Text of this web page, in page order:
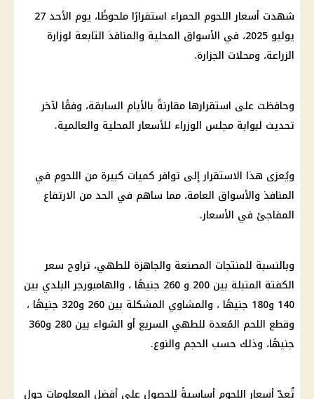
شهدت أسعار اللحوم الحمراء استقرارًا ملحوظًا، يوم الأحد 27
يوليو 2025، في الأسواق المحلية والمنافذ التابعة لوزارة
الزراعة، ومحلات الجزارة.
وحافظت على استقرارها مقارنةً بالأيام السابقة، وفقًا لآخر
تحديث لبوابة مجلس الوزراء للأسعار المحلية والعالمية.
ويُعزى هذا الاستقرار إلى توافر كميات كبيرة من اللحوم في
المنافذ والأسواق العامة، مما ساهم في الحد من الارتفاع
المفاجئ في الأسعار.
وبالنسبة للمنتجات المصنعة والجاهزة للطهي، تراوح سعر
الكفتة المتبلة بين 200 و 260 جنيهًا ، والهامبورجر البلدي بين
140 و180 جنيهًا ، والمشاوي المشكلة بين 260 و320 جنيهًا ،
وقطع اللحم المُعدة للطهي السريع أو الشواء بين 280 و360
جنيهًا، وذلك حسب الحجم والنوع.
تُعدّأسعار اللحوم أساسيةً للحصول على أفضل المعلومات حول